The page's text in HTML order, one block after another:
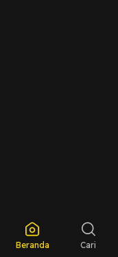
Beranda Cari